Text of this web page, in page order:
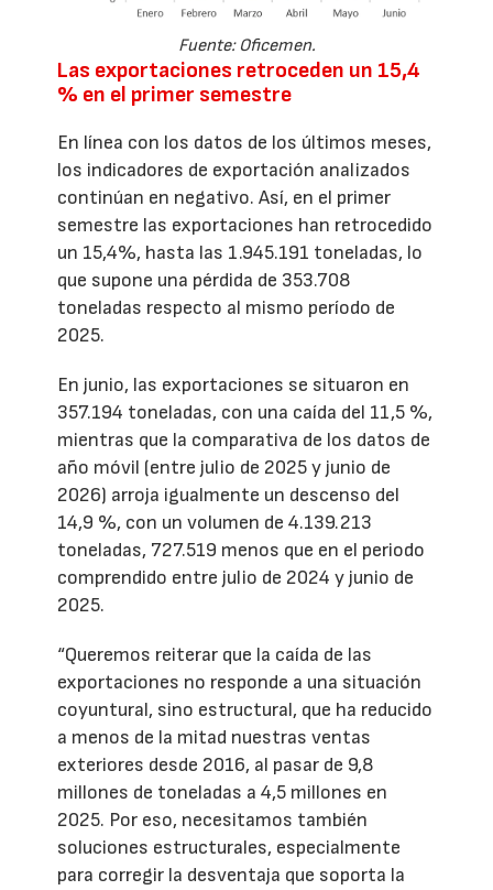
Fuente: Oficemen.
Las exportaciones retroceden un 15,4
% en el primer semestre
En línea con los datos de los últimos meses,
los indicadores de exportación analizados
continúan en negativo. Así, en el primer
semestre las exportaciones han retrocedido
un 15,4%, hasta las 1.945.191 toneladas, lo
que supone una pérdida de 353.708
toneladas respecto al mismo período de
2025.
En junio, las exportaciones se situaron en
357.194 toneladas, con una caída del 11,5 %,
mientras que la comparativa de los datos de
año móvil (entre julio de 2025 y junio de
2026) arroja igualmente un descenso del
14,9 %, con un volumen de 4.139.213
toneladas, 727.519 menos que en el periodo
comprendido entre julio de 2024 y junio de
2025.
“Queremos reiterar que la caída de las
exportaciones no responde a una situación
coyuntural, sino estructural, que ha reducido
a menos de la mitad nuestras ventas
exteriores desde 2016, al pasar de 9,8
millones de toneladas a 4,5 millones en
2025. Por eso, necesitamos también
soluciones estructurales, especialmente
para corregir la desventaja que soporta la